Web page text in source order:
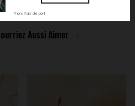
Aussi Aimer
*hors frais de port